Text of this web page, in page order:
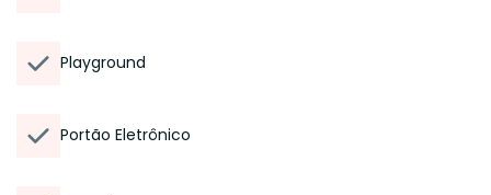
Playground
Portão Eletrônico